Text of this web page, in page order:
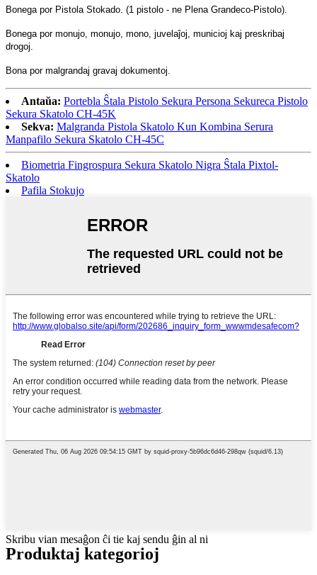
Bonega por Pistola Stokado. (1 pistolo - ne Plena Grandeco-Pistolo).
Bonega por monujo, monujo, mono, juvelaĵoj, municioj kaj preskribaj
drogoj.
Bona por malgrandaj gravaj dokumentoj.
Antaŭa: Portebla Ŝtala Pistolo Sekura Persona Sekureca Pistolo
Sekura Skatolo CH-45K
Sekva: Malgranda Pistola Skatolo Kun Kombina Serura
Manpafilo Sekura Skatolo CH-45C
Biometria Fingrospura Sekura Skatolo Nigra Ŝtala Pixtol-
Skatolo
Pafila Stokujo
Skribu vian mesaĝon ĉi tie kaj sendu ĝin al ni
Produktaj kategorioj